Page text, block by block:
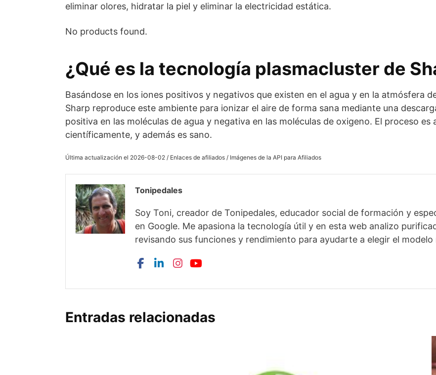
eliminar olores, hidratar la piel y eliminar la electricidad estática.
No products found.
¿Qué es la tecnología plasmacluster de
Basándose en los iones positivos y negativos que existen en el agua y en la atmósfera
Sharp reproduce este ambiente para ionizar el aire de forma sana mediante una
positiva en las moléculas de agua y negativa en las moléculas de oxigeno. El proceso
científicamente, y además es sano.
Última actualización el 2026-08-02 / Enlaces de afiliados / Imágenes de la API para Afiliados
Tonipedales
Soy Toni, creador de Tonipedales, educador social de formación y
en Google. Me apasiona la tecnología útil y en esta web analizo
revisando sus funciones y rendimiento para ayudarte a elegir el
Entradas relacionadas